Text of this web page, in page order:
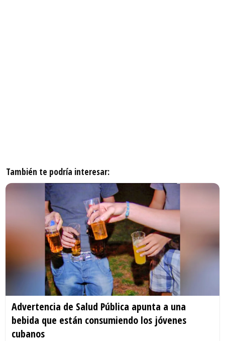
También te podría interesar:
Advertencia de Salud Pública apunta a una
bebida que están consumiendo los jóvenes
cubanos